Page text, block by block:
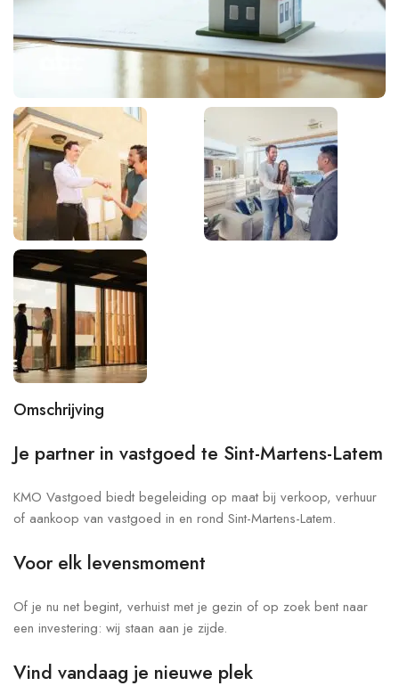
Omschrijving
Je partner in vastgoed te Sint-Martens-Latem
KMO Vastgoed biedt begeleiding op maat bij verkoop, verhuur
of aankoop van vastgoed in en rond Sint-Martens-Latem.
Voor elk levensmoment
Of je nu net begint, verhuist met je gezin of op zoek bent naar
een investering: wij staan aan je zijde.
Vind vandaag je nieuwe plek